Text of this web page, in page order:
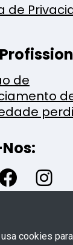
de
de
cookies